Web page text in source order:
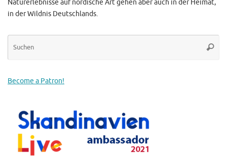
in der Wildnis Deutschlands.
Become a Patron!